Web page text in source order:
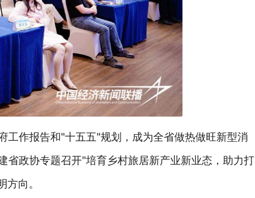
作报告和"十五五"规划，成为全省做热做旺新型消
省政协专题召开"培育乡村旅居新产业新业态，助力打
向。